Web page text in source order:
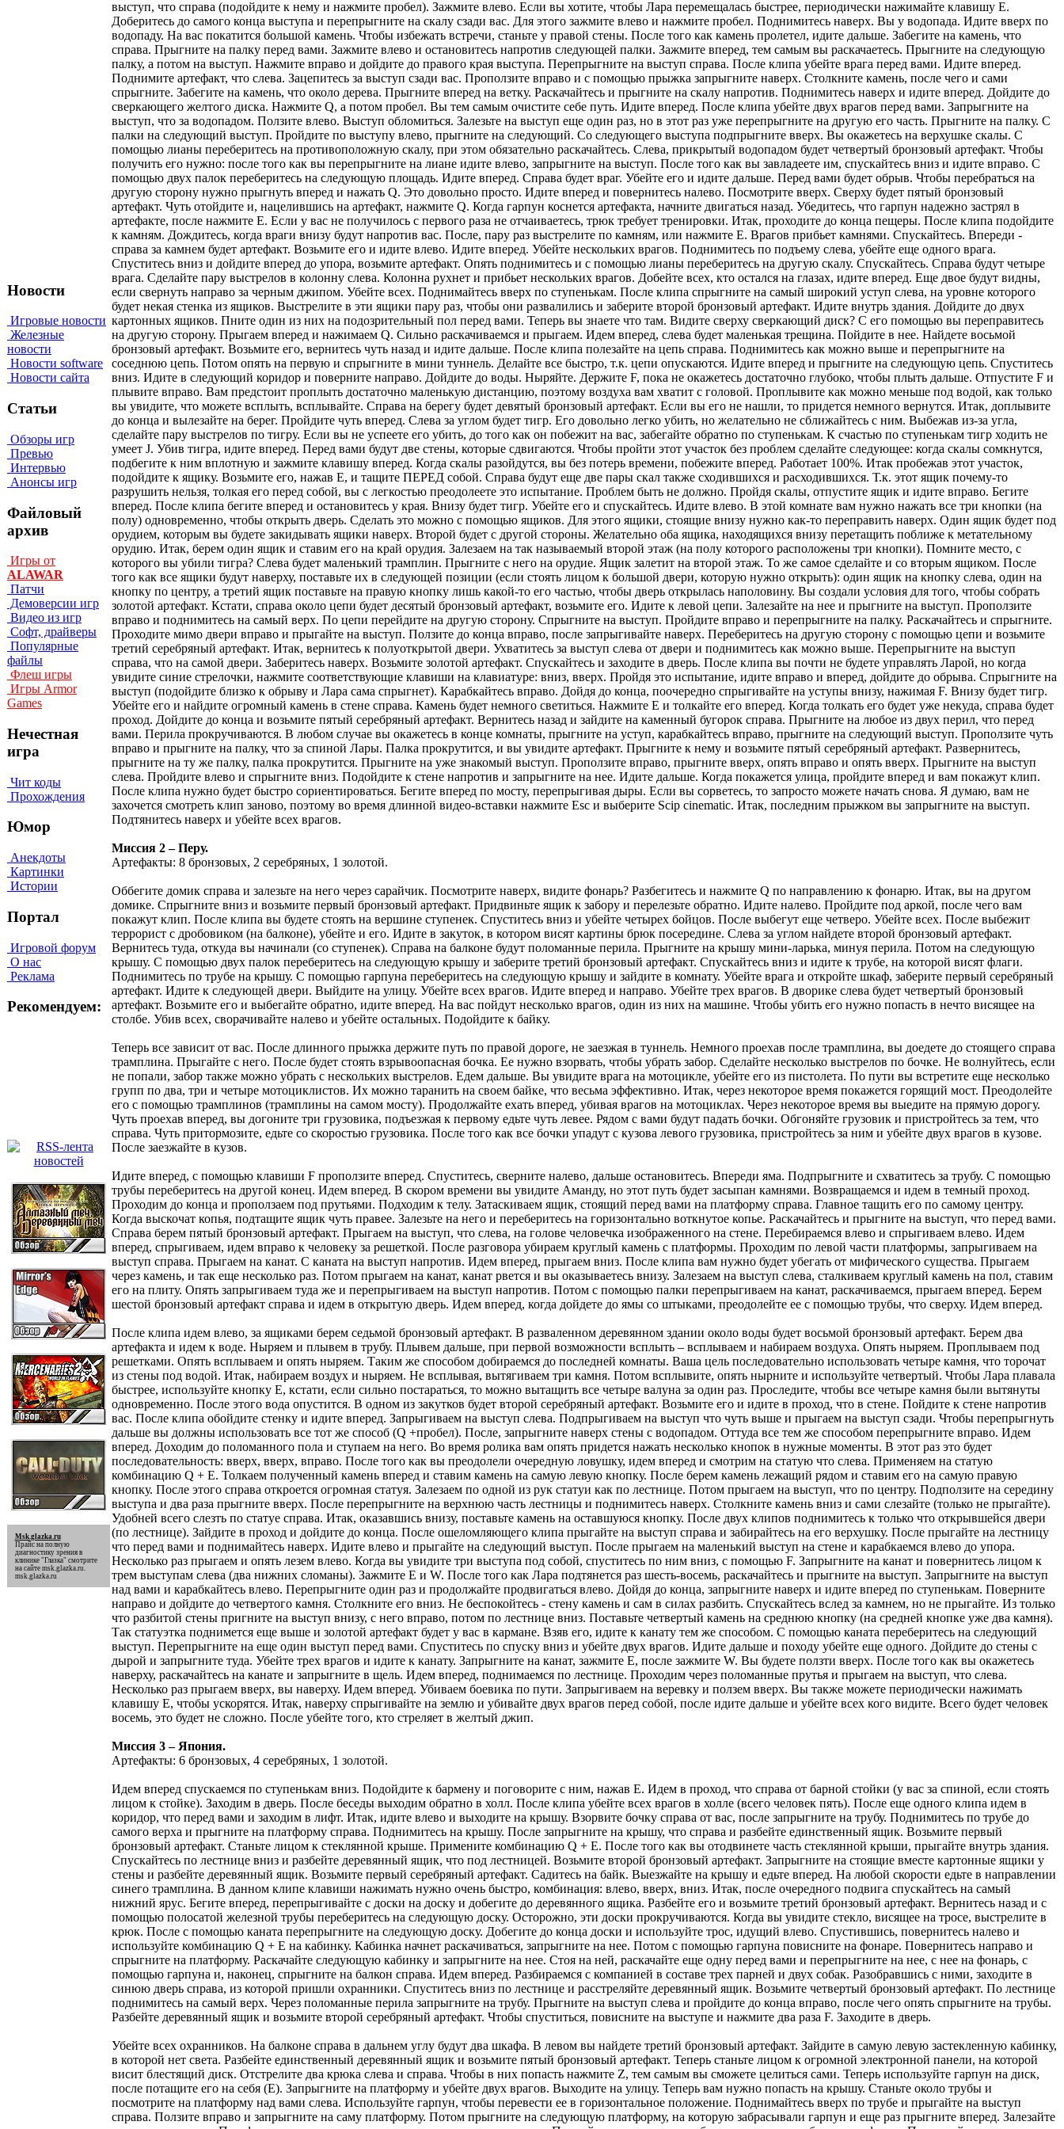
Новости
Игровые новости
Железные
новости
Новости software
Новости сайта
Статьи
Обзоры игр
Превью
Интервью
Анонсы игр
Файловый
архив
Игры от
ALAWAR
Патчи
Демоверсии игр
Видео из игр
Софт, драйверы
Популярные
файлы
Флеш игры
Игры Armor
Games
Нечестная
игра
Чит коды
Прохождения
Юмор
Анекдоты
Картинки
Истории
Портал
Игровой форум
О нас
Реклама
Рекомендуем:
Msk.glazka.ru
Прайс на полную
диагностику зрения в
клинике "Глазка" смотрите
на сайте msk.glazka.ru
msk.glazka.ru
Миссия 2 – Перу.
Артефакты: 8 бронзовых, 2 серебряных, 1 золотой.
Оббегите домик справа и залезьте на него через сарайчик. Посмотрите наверх, видите фонарь? Разбегитесь и нажмите Q по направлению к фонарю. Итак, вы на другом
домике. Спрыгните вниз и возьмите первый бронзовый артефакт. Придвиньте ящик к забору и перелезьте обратно. Идите налево. Пройдите под аркой, после чего вам
покажут клип. После клипа вы будете стоять на вершине ступенек. Спуститесь вниз и убейте четырех бойцов. После выбегут еще четверо. Убейте всех. После выбежит
террорист с дробовиком (на балконе), убейте и его. Идите в закуток, в котором висят картины брюк посередине. Слева за углом найдете второй бронзовый артефакт.
Вернитесь туда, откуда вы начинали (со ступенек). Справа на балконе будут поломанные перила. Прыгните на крышу мини-ларька, минуя перила. Потом на следующую
крышу. С помощью двух палок переберитесь на следующую крышу и заберите третий бронзовый артефакт. Спускайтесь вниз и идите к трубе, на которой висят флаги.
Поднимитесь по трубе на крышу. С помощью гарпуна переберитесь на следующую крышу и зайдите в комнату. Убейте врага и откройте шкаф, заберите первый серебряный
артефакт. Идите к следующей двери. Выйдите на улицу. Убейте всех врагов. Идите вперед и направо. Убейте трех врагов. В дворике слева будет четвертый бронзовый
артефакт. Возьмите его и выбегайте обратно, идите вперед. На вас пойдут несколько врагов, один из них на машине. Чтобы убить его нужно попасть в нечто висящее на
столбе. Убив всех, сворачивайте налево и убейте остальных. Подойдите к байку.
Теперь все зависит от вас. После длинного прыжка держите путь по правой дороге, не заезжая в туннель. Немного проехав после трамплина, вы доедете до стоящего справа
трамплина. Прыгайте с него. После будет стоять взрывоопасная бочка. Ее нужно взорвать, чтобы убрать забор. Сделайте несколько выстрелов по бочке. Не волнуйтесь, если
не попали, забор также можно убрать с нескольких выстрелов. Едем дальше. Вы увидите врага на мотоцикле, убейте его из пистолета. По пути вы встретите еще несколько
групп по два, три и четыре мотоциклистов. Их можно таранить на своем байке, что весьма эффективно. Итак, через некоторое время покажется горящий мост. Преодолейте
его с помощью трамплинов (трамплины на самом мосту). Продолжайте ехать вперед, убивая врагов на мотоциклах. Через некоторое время вы выедите на прямую дорогу.
Чуть проехав вперед, вы догоните три грузовика, подъезжая к первому едьте чуть левее. Рядом с вами будут падать бочки. Обгоняйте грузовик и пристройтесь за тем, что
справа. Чуть притормозите, едьте со скоростью грузовика. После того как все бочки упадут с кузова левого грузовика, пристройтесь за ним и убейте двух врагов в кузове.
После заезжайте в кузов.
Идите вперед, с помощью клавиши F проползите вперед. Спуститесь, сверните налево, дальше остановитесь. Впереди яма. Подпрыгните и схватитесь за трубу. С помощью
трубы переберитесь на другой конец. Идем вперед. В скором времени вы увидите Аманду, но этот путь будет засыпан камнями. Возвращаемся и идем в темный проход.
Проходим до конца и проползаем под прутьями. Подходим к телу. Затаскиваем ящик, стоящий перед вами на платформу справа. Главное тащить его по самому центру.
Когда выскочат копья, подтащите ящик чуть правее. Залезьте на него и переберитесь на горизонтально воткнутое копье. Раскачайтесь и прыгните на выступ, что перед вами.
Справа берем пятый бронзовый артефакт. Прыгаем на выступ, что слева, на голове человечка изображенного на стене. Перебираемся влево и спрыгиваем влево. Идем
вперед, спрыгиваем, идем вправо к человеку за решеткой. После разговора убираем круглый камень с платформы. Проходим по левой части платформы, запрыгиваем на
выступ справа. Прыгаем на канат. С каната на выступ напротив. Идем вперед, прыгаем вниз. После клипа вам нужно будет убегать от мифического существа. Прыгаем
через камень, и так еще несколько раз. Потом прыгаем на канат, канат рвется и вы оказываетесь внизу. Залезаем на выступ слева, сталкиваем круглый камень на пол, ставим
его на плиту. Опять запрыгиваем туда же и перепрыгиваем на выступ напротив. Потом с помощью палки перепрыгиваем на канат, раскачиваемся, прыгаем вперед. Берем
шестой бронзовый артефакт справа и идем в открытую дверь. Идем вперед, когда дойдете до ямы со штыками, преодолейте ее с помощью трубы, что сверху. Идем вперед.
После клипа идем влево, за ящиками берем седьмой бронзовый артефакт. В разваленном деревянном здании около воды будет восьмой бронзовый артефакт. Берем два
артефакта и идем к воде. Ныряем и плывем в трубу. Плывем дальше, при первой возможности всплыть – всплываем и набираем воздуха. Опять ныряем. Проплываем под
решетками. Опять всплываем и опять ныряем. Таким же способом добираемся до последней комнаты. Ваша цель последовательно использовать четыре камня, что торочат
из стены под водой. Итак, набираем воздух и ныряем. Не всплывая, вытягиваем три камня. Потом всплывите, опять нырните и используйте четвертый. Чтобы Лара плавала
быстрее, используйте кнопку Е, кстати, если сильно постараться, то можно вытащить все четыре валуна за один раз. Проследите, чтобы все четыре камня были вытянуты
одновременно. После этого вода опустится. В одном из закутков будет второй серебряный артефакт. Возьмите его и идите в проход, что в стене. Пойдите к стене напротив
вас. После клипа обойдите стенку и идите вперед. Запрыгиваем на выступ слева. Подпрыгиваем на выступ что чуть выше и прыгаем на выступ сзади. Чтобы перепрыгнуть
дальше вы должны использовать все тот же способ (Q +пробел). После, запрыгните наверх стены с водопадом. Оттуда все тем же способом перепрыгните вправо. Идем
вперед. Доходим до поломанного пола и ступаем на него. Во время ролика вам опять придется нажать несколько кнопок в нужные моменты. В этот раз это будет
последовательность: вверх, вверх, вправо. После того как вы преодолели очередную ловушку, идем вперед и смотрим на статую что слева. Применяем на статую
комбинацию Q + E. Толкаем полученный камень вперед и ставим камень на самую левую кнопку. После берем камень лежащий рядом и ставим его на самую правую
кнопку. После этого справа откроется огромная статуя. Залезаем по одной из рук статуи как по лестнице. Потом прыгаем на выступ, что по центру. Подползите на середину
выступа и два раза прыгните вверх. После перепрыгните на верхнюю часть лестницы и поднимитесь наверх. Столкните камень вниз и сами слезайте (только не прыгайте).
Удобней всего слезть по статуе справа. Итак, оказавшись внизу, поставьте камень на оставшуюся кнопку. После двух клипов поднимитесь к только что открывшейся двери
(по лестнице). Зайдите в проход и дойдите до конца. После ошеломляющего клипа прыгайте на выступ справа и забирайтесь на его верхушку. После прыгайте на лестницу
что перед вами и поднимайтесь наверх. Идите влево и прыгайте на следующий выступ. После прыгаем на маленький выступ на стене и карабкаемся влево до упора.
Несколько раз прыгаем и опять лезем влево. Когда вы увидите три выступа под собой, спуститесь по ним вниз, с помощью F. Запрыгните на канат и повернитесь лицом к
трем выступам слева (два нижних сломаны). Зажмите Е и W. После того как Лара подтянется раз шесть-восемь, раскачайтесь и прыгните на выступ. Запрыгните на выступ
над вами и карабкайтесь влево. Перепрыгните один раз и продолжайте продвигаться влево. Дойдя до конца, запрыгните наверх и идите вперед по ступенькам. Поверните
направо и дойдите до четвертого камня. Столкните его вниз. Не беспокойтесь - стену камень и сам в силах разбить. Спускайтесь вслед за камнем, но не прыгайте. Из только
что разбитой стены пригните на выступ внизу, с него вправо, потом по лестнице вниз. Поставьте четвертый камень на среднюю кнопку (на средней кнопке уже два камня).
Так статуэтка поднимется еще выше и золотой артефакт будет у вас в кармане. Взяв его, идите к канату тем же способом. С помощью каната переберитесь на следующий
выступ. Перепрыгните на еще один выступ перед вами. Спуститесь по спуску вниз и убейте двух врагов. Идите дальше и походу убейте еще одного. Дойдите до стены с
дырой и запрыгните туда. Убейте трех врагов и идите к канату. Запрыгните на канат, зажмите Е, после зажмите W. Вы будете ползти вверх. После того как вы окажетесь
наверху, раскачайтесь на канате и запрыгните в щель. Идем вперед, поднимаемся по лестнице. Проходим через поломанные прутья и прыгаем на выступ, что слева.
Несколько раз прыгаем вверх, вы наверху. Идем вперед. Убиваем боевика по пути. Запрыгиваем на веревку и ползем вверх. Вы также можете периодически нажимать
клавишу Е, чтобы ускорятся. Итак, наверху спрыгивайте на землю и убивайте двух врагов перед собой, после идите дальше и убейте всех кого видите. Всего будет человек
восемь, это будет не сложно. После убейте того, кто стреляет в желтый джип.
Миссия 3 – Япония.
Артефакты: 6 бронзовых, 4 серебряных, 1 золотой.
Идем вперед спускаемся по ступенькам вниз. Подойдите к бармену и поговорите с ним, нажав Е. Идем в проход, что справа от барной стойки (у вас за спиной, если стоять
лицом к стойке). Заходим в дверь. После беседы выходим обратно в холл. После клипа убейте всех врагов в холле (всего человек пять). После еще одного клипа идем в
коридор, что перед вами и заходим в лифт. Итак, идите влево и выходите на крышу. Взорвите бочку справа от вас, после запрыгните на трубу. Поднимитесь по трубе до
самого верха и прыгните на платформу справа. Поднимитесь на крышу. После запрыгните на крышу, что справа и разбейте единственный ящик. Возьмите первый
бронзовый артефакт. Станьте лицом к стеклянной крыше. Примените комбинацию Q + E. После того как вы отодвинете часть стеклянной крыши, прыгайте внутрь здания.
Спускайтесь по лестнице вниз и разбейте деревянный ящик, что под лестницей. Возьмите второй бронзовый артефакт. Запрыгните на стоящие вместе картонные ящики у
стены и разбейте деревянный ящик. Возьмите первый серебряный артефакт. Садитесь на байк. Выезжайте на крышу и едьте вперед. На любой скорости едьте в направлении
синего трамплина. В данном клипе клавиши нажимать нужно очень быстро, комбинация: влево, вверх, вниз. Итак, после очередного подвига спускайтесь на самый
нижний ярус. Бегите вперед, перепрыгивайте с доски на доску и добегите до деревянного ящика. Разбейте его и возьмите третий бронзовый артефакт. Вернитесь назад и с
помощью полосатой железной трубы переберитесь на следующую доску. Осторожно, эти доски прокручиваются. Когда вы увидите стекло, висящее на тросе, выстрелите в
крюк. После с помощью каната перепрыгните на следующую доску. Добегите до конца доски и используйте трос, идущий влево. Спустившись, повернитесь налево и
используйте комбинацию Q + E на кабинку. Кабинка начнет раскачиваться, запрыгните на нее. Потом с помощью гарпуна повисните на фонаре. Повернитесь направо и
спрыгните на платформу. Раскачайте следующую кабинку и запрыгните на нее. Стоя на ней, раскачайте еще одну перед вами и перепрыгните на нее, с нее на фонарь, с
помощью гарпуна и, наконец, спрыгните на балкон справа. Идем вперед. Разбираемся с компанией в составе трех парней и двух собак. Разобравшись с ними, заходите в
синюю дверь справа, из которой пришли охранники. Спуститесь вниз по лестнице и расстреляйте деревянный ящик. Возьмите четвертый бронзовый артефакт. По лестнице
поднимитесь на самый верх. Через поломанные перила запрыгните на трубу. Прыгните на выступ слева и пройдите до конца вправо, после чего опять спрыгните на трубы.
Разбейте деревянный ящик и возьмите второй серебряный артефакт. Чтобы спуститься, повисните на выступе и нажмите два раза F. Заходите в дверь.
Убейте всех охранников. На балконе справа в дальнем углу будут два шкафа. В левом вы найдете третий бронзовый артефакт. Зайдите в самую левую застекленную кабинку,
в которой нет света. Разбейте единственный деревянный ящик и возьмите пятый бронзовый артефакт. Теперь станьте лицом к огромной электронной панели, на которой
висит блестящий диск. Отстрелите два крюка слева и справа. Чтобы в них попасть нажмите Z, тем самым вы сможете целиться сами. Теперь используйте гарпун на диск,
после потащите его на себя (Е). Запрыгните на платформу и убейте двух врагов. Выходите на улицу. Теперь вам нужно попасть на крышу. Станьте около трубы и
посмотрите на платформу над вами слева. Используйте гарпун, чтобы перевести ее в горизонтальное положение. Поднимайтесь вверх по трубе и прыгайте на выступ
справа. Ползите вправо и запрыгните на саму платформу. Потом прыгните на следующую платформу, на которую забрасывали гарпун и еще раз прыгните вперед. Залезайте